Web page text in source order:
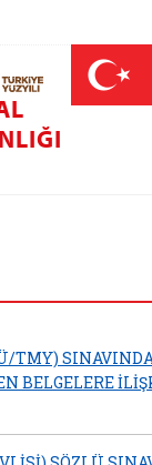
açılır)sayfası (yeni
TMY)
BELGELERE